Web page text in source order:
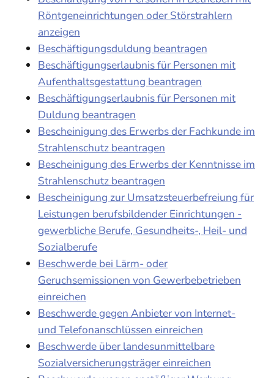
Röntgeneinrichtungen oder Störstrahlern
anzeigen
Beschäftigungsduldung beantragen
Beschäftigungserlaubnis für Personen mit
Aufenthaltsgestattung beantragen
Beschäftigungserlaubnis für Personen mit
Duldung beantragen
Bescheinigung des Erwerbs der Fachkunde im
Strahlenschutz beantragen
Bescheinigung des Erwerbs der Kenntnisse im
Strahlenschutz beantragen
Bescheinigung zur Umsatzsteuerbefreiung für
Leistungen berufsbildender Einrichtungen -
gewerbliche Berufe, Gesundheits-, Heil- und
Sozialberufe
Beschwerde bei Lärm- oder
Geruchsemissionen von Gewerbebetrieben
einreichen
Beschwerde gegen Anbieter von Internet-
und Telefonanschlüssen einreichen
Beschwerde über landesunmittelbare
Sozialversicherungsträger einreichen